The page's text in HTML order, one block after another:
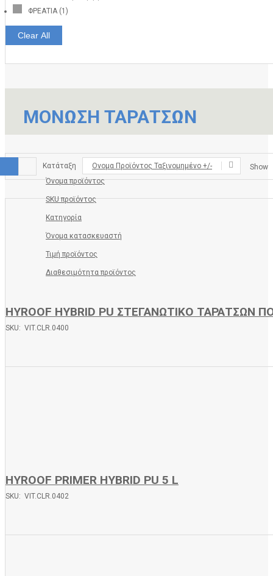
ΦΡΕΑΤΙΑ (1)
Clear All
ΜΟΝΩΣΗ ΤΑΡΑΤΣΩΝ
Κατάταξη
Ονομα Προϊόντος Ταξινομημένο +/-
Όνομα προϊόντος
SKU προϊόντος
Κατηγορία
Όνομα κατασκευαστή
Τιμή προϊόντος
Διαθεσιμότητα προϊόντος
Show
HYROOF HYBRID PU ΣΤΕΓΑΝΩΤΙΚΟ ΤΑΡΑΤΣΩΝ
SKU: VIT.CLR.0400
HYROOF PRIMER HYBRID PU 5 L
SKU: VIT.CLR.0402